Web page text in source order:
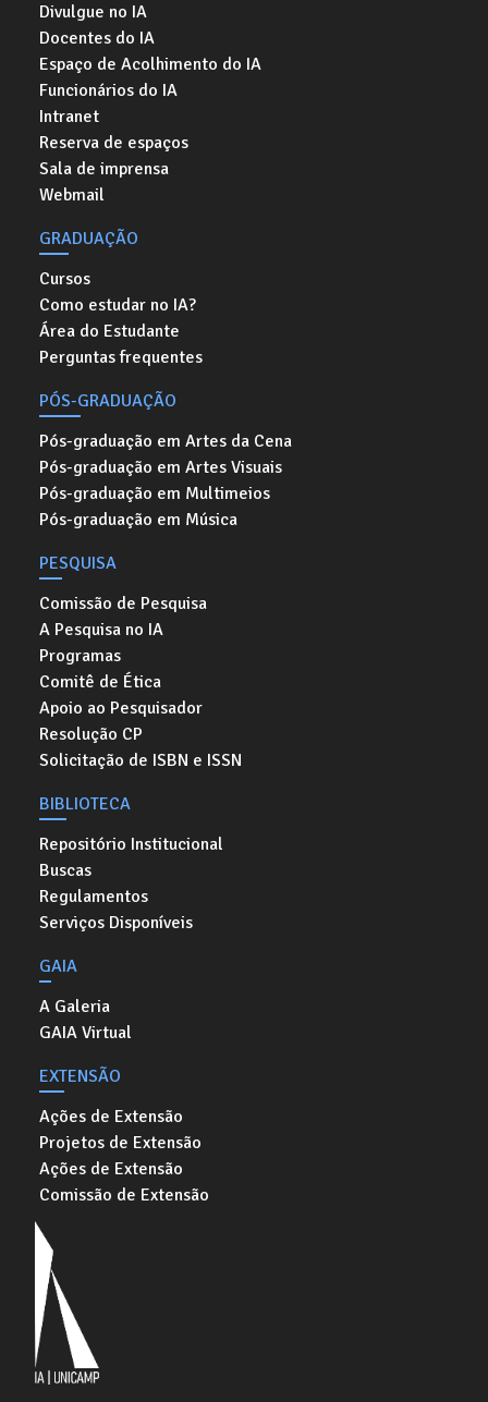
Divulgue no IA
Docentes do IA
Espaço de Acolhimento do IA
Funcionários do IA
Intranet
Reserva de espaços
Sala de imprensa
Webmail
GRADUAÇÃO
Cursos
Como estudar no IA?
Área do Estudante
Perguntas frequentes
PÓS-GRADUAÇÃO
Pós-graduação em Artes da Cena
Pós-graduação em Artes Visuais
Pós-graduação em Multimeios
Pós-graduação em Música
PESQUISA
Comissão de Pesquisa
A Pesquisa no IA
Programas
Comitê de Ética
Apoio ao Pesquisador
Resolução CP
Solicitação de ISBN e ISSN
BIBLIOTECA
Repositório Institucional
Buscas
Regulamentos
Serviços Disponíveis
GAIA
A Galeria
GAIA Virtual
EXTENSÃO
Ações de Extensão
Projetos de Extensão
Ações de Extensão
Comissão de Extensão